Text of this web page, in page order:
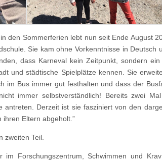
den Sommerferien lebt nun seit Ende August
Sie kam ohne Vorkenntnisse in Deutsch
dass Karneval kein Zeitpunkt, sondern
und städtische Spielplätze kennen. Sie
im Bus immer gut festhalten und dass der
immer selbstverständlich! Bereits zwei
antreten. Derzeit ist sie fasziniert von den
Eltern abgeholt.”
zweiten Teil.
im Forschungszentrum, Schwimmen und